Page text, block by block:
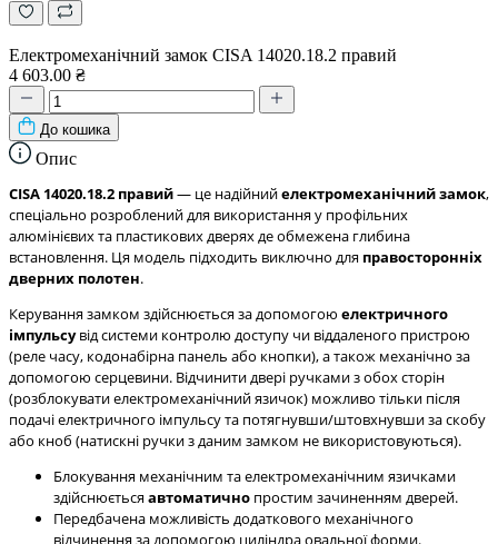
Електромеханічний замок CISA 14020.18.2 правий
4 603.00 ₴
До кошика
Опис
CISA 14020.18.2 правий— це надійнийелектромеханічний замок,
спеціально розроблений для використання у профільних
алюмінієвих та пластикових дверях де обмежена глибина
встановлення. Ця модель підходить виключно для правосторонніх
дверних полотен.
Керування замком здійснюється за допомогою електричного
імпульсувід системи контролю доступу чи віддаленого пристрою
(реле часу, кодонабірна панель або кнопки), а також механічно за
допомогою серцевини. Відчинити двері ручками з обох сторін
(розблокувати електромеханічний язичок) можливо тільки після
подачі електричного імпульсу та потягнувши/штовхнувши за скобу
або кноб (натискні ручки з даним замком не використовуються).
Блокування механічним та електромеханічним язичками
здійснюєтьсяавтоматично простим зачиненням дверей.
Передбачена можливість додаткового механічного
відчинення за допомогою циліндра овальної форми.